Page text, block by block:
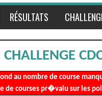
RÉSULTATS
CHALLENGE
au nombre de course
de courses pr�valu sur les